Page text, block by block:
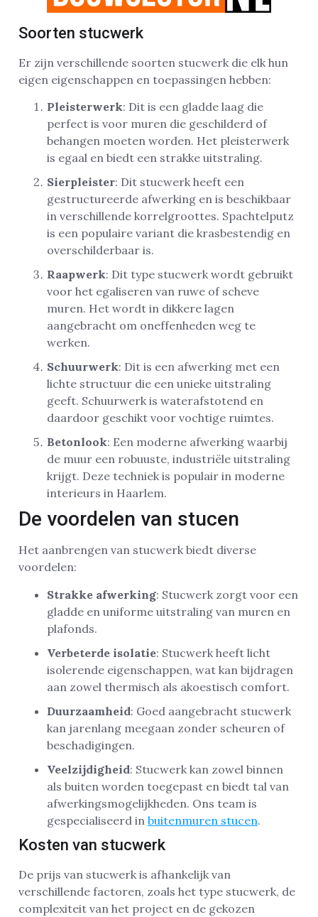
Soorten stucwerk
Er zijn verschillende soorten stucwerk die elk hun
eigen eigenschappen en toepassingen hebben:
Pleisterwerk: Dit is een gladde laag die
perfect is voor muren die geschilderd of
behangen moeten worden. Het pleisterwerk
is egaal en biedt een strakke uitstraling.
Sierpleister: Dit stucwerk heeft een
gestructureerde afwerking en is beschikbaar
in verschillende korrelgroottes. Spachtelputz
is een populaire variant die krasbestendig en
overschilderbaar is.
Raapwerk: Dit type stucwerk wordt gebruikt
voor het egaliseren van ruwe of scheve
muren. Het wordt in dikkere lagen
aangebracht om oneffenheden weg te
werken.
Schuurwerk: Dit is een afwerking met een
lichte structuur die een unieke uitstraling
geeft. Schuurwerk is waterafstotend en
daardoor geschikt voor vochtige ruimtes.
Betonlook: Een moderne afwerking waarbij
de muur een robuuste, industriële uitstraling
krijgt. Deze techniek is populair in moderne
interieurs in Haarlem.
De voordelen van stucen
Het aanbrengen van stucwerk biedt diverse
voordelen:
Strakke afwerking: Stucwerk zorgt voor een
gladde en uniforme uitstraling van muren en
plafonds.
Verbeterde isolatie: Stucwerk heeft licht
isolerende eigenschappen, wat kan bijdragen
aan zowel thermisch als akoestisch comfort.
Duurzaamheid: Goed aangebracht stucwerk
kan jarenlang meegaan zonder scheuren of
beschadigingen.
Veelzijdigheid: Stucwerk kan zowel binnen
als buiten worden toegepast en biedt tal van
afwerkingsmogelijkheden. Ons team is
gespecialiseerd in buitenmuren stucen.
Kosten van stucwerk
De prijs van stucwerk is afhankelijk van
verschillende factoren, zoals het type stucwerk, de
complexiteit van het project en de gekozen